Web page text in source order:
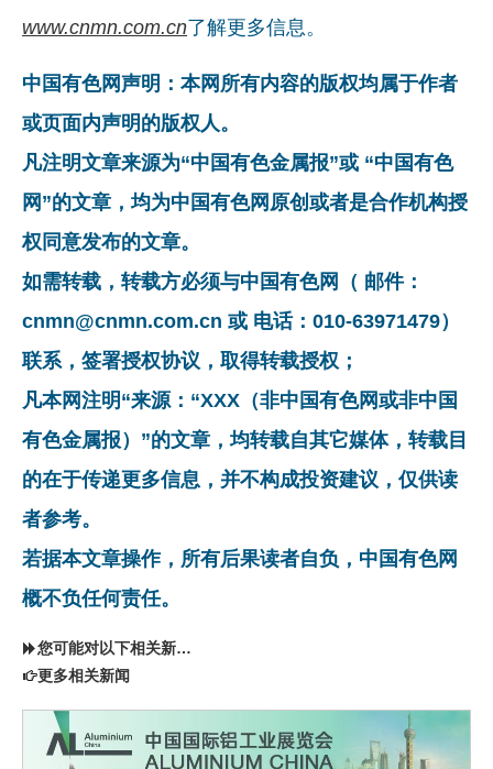
www.cnmn.com.cn了解更多信息。
中国有色网声明：本网所有内容的版权均属于作者
或页面内声明的版权人。
凡注明文章来源为“中国有色金属报”或 “中国有色
网”的文章，均为中国有色网原创或者是合作机构授
权同意发布的文章。
如需转载，转载方必须与中国有色网（ 邮件：
cnmn@cnmn.com.cn 或 电话：010-63971479）
联系，签署授权协议，取得转载授权；
凡本网注明“来源：“XXX（非中国有色网或非中国
有色金属报）”的文章，均转载自其它媒体，转载目
的在于传递更多信息，并不构成投资建议，仅供读
者参考。
若据本文章操作，所有后果读者自负，中国有色网
概不负任何责任。
您可能对以下相关新闻同样感兴趣
更多相关新闻